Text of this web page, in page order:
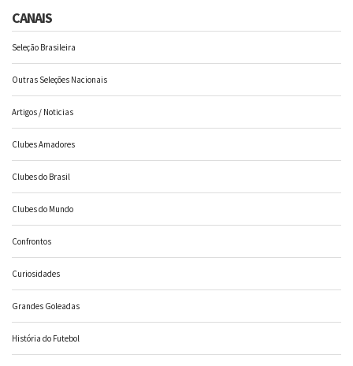
CANAIS
Seleção Brasileira
Outras Seleções Nacionais
Artigos / Noticias
Clubes Amadores
Clubes do Brasil
Clubes do Mundo
Confrontos
Curiosidades
Grandes Goleadas
História do Futebol